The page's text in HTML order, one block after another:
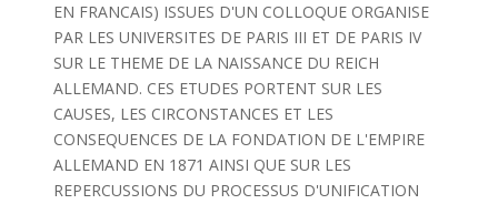
EN FRANCAIS) ISSUES D'UN COLLOQUE ORGANISE
PAR LES UNIVERSITES DE PARIS III ET DE PARIS IV
SUR LE THEME DE LA NAISSANCE DU REICH
ALLEMAND. CES ETUDES PORTENT SUR LES
CAUSES, LES CIRCONSTANCES ET LES
CONSEQUENCES DE LA FONDATION DE L'EMPIRE
ALLEMAND EN 1871 AINSI QUE SUR LES
REPERCUSSIONS DU PROCESSUS D'UNIFICATION